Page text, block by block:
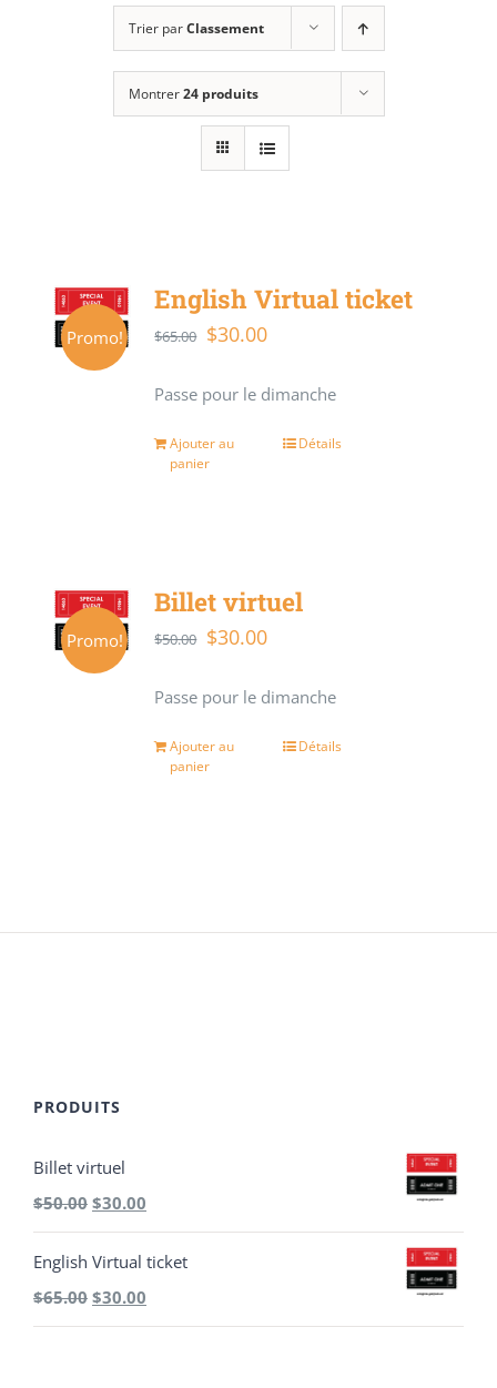
Trier parClassement
Montrer24 produits
Promo!
English Virtual ticket
$65.00 Le
initial
était :
$65.00.
$30.00Le
actuel
est :
Passe pour le dimanche
Ajouter au
panier
Détails
Promo!
Billet virtuel
$50.00 Le
initial
était :
$50.00.
$30.00Le
actuel
est :
Passe pour le dimanche
Ajouter au
panier
Détails
PRODUITS
Billet virtuel
$50.00 Le
prix
initial
était :
$30.00
prix
actuel
est :
English Virtual ticket
$65.00 Le
prix
$30.00
prix